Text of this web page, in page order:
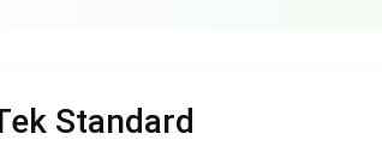
Standard